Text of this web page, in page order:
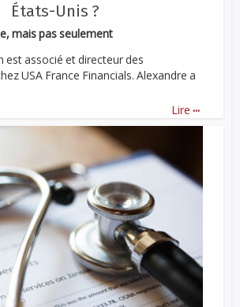
États-Unis ?
mais pas seulement
est associé et directeur des
USA France Financials. Alexandre a
Lire ...